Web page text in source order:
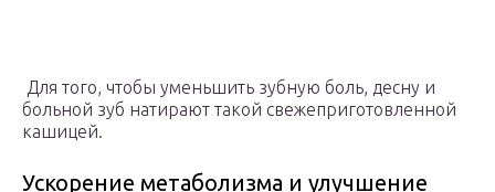
Для того, чтобы уменьшить зубную боль, десну и
больной зуб натирают такой свежеприготовленной
кашицей.
Ускорение метаболизма и улучшение